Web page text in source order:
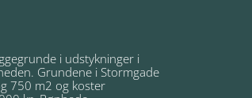
i udstykninger i
Grundene i Stormgade
750 m2 og koster